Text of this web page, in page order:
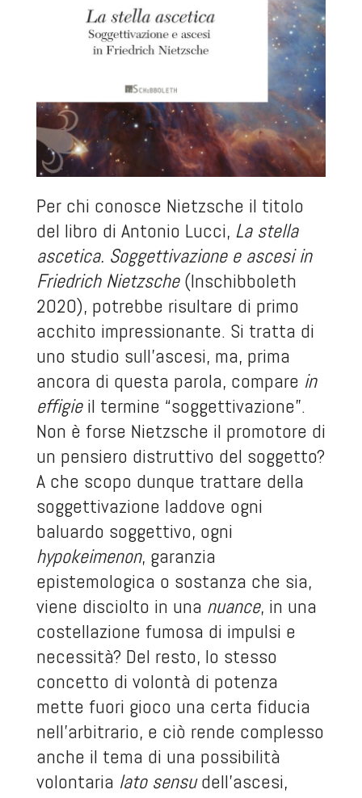
Per chi conosce Nietzsche il titolo
del libro di Antonio Lucci, La stella
ascetica. Soggettivazione e ascesi in
Friedrich Nietzsche(Inschibboleth
2020), potrebbe risultare di primo
acchito impressionante. Si tratta di
uno studio sull’ascesi, ma, prima
ancora di questa parola, compare in
effigieil termine “soggettivazione”.
Non è forse Nietzsche il promotore di
un pensiero distruttivo del soggetto?
A che scopo dunque trattare della
soggettivazione laddove ogni
baluardo soggettivo, ogni
hypokeimenon, garanzia
epistemologica o sostanza che sia,
viene disciolto in una nuance, in una
costellazione fumosa di impulsi e
necessità? Del resto, lo stesso
concetto di volontà di potenza
mette fuori gioco una certa fiducia
nell’arbitrario, e ciò rende complesso
anche il tema di una possibilità
volontaria lato sensudell’ascesi,